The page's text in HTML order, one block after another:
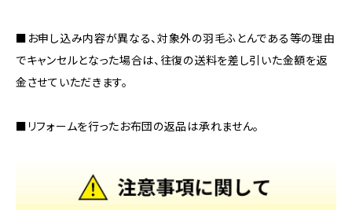
■お申し込み内容が異なる、対象外の羽毛ふとんである等の理由
でキャンセルとなった場合は、往復の送料を差し引いた金額を返
金させていただきます。
■リフォームを行ったお布団の返品は承れません。